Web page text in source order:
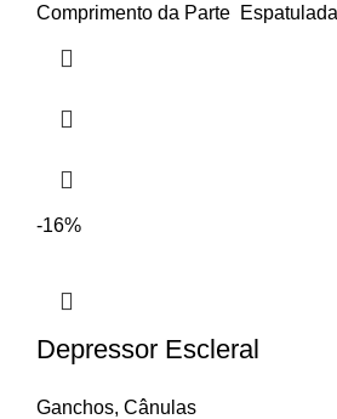
Comprimento da Parte
-16%
Depressor Escleral
Ganchos, Cânulas